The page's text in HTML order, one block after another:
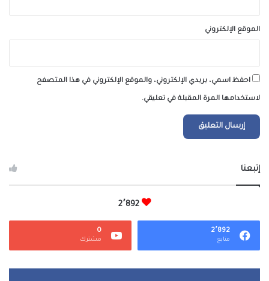
الموقع الإلكتروني
احفظ اسمي، بريدي الإلكتروني، والموقع الإلكتروني في هذا المتصفح
لاستخدامها المرة المقبلة في تعليقي.
إتبعنا
2٬892
2٬892
متابع
0
مشترك